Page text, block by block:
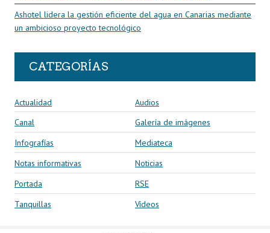
Ashotel lidera la gestión eficiente del agua en Canarias mediante
un ambicioso proyecto tecnológico
CATEGORÍAS
Actualidad
Audios
Canal
Galería de imágenes
Infografías
Mediateca
Notas informativas
Noticias
Portada
RSE
Tanquillas
Vídeos